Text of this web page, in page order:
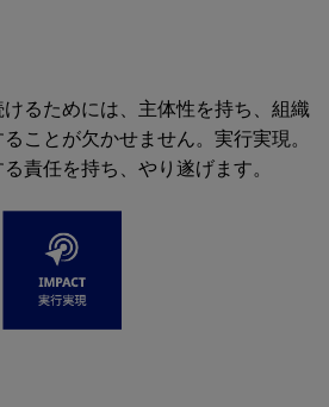
るためには、主体性を持ち、組織
ことが欠かせません。実行実現。
責任を持ち、やり遂げます。